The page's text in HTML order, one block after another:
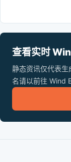
查看实时
静态资讯仅代表
名请以前往 Wind